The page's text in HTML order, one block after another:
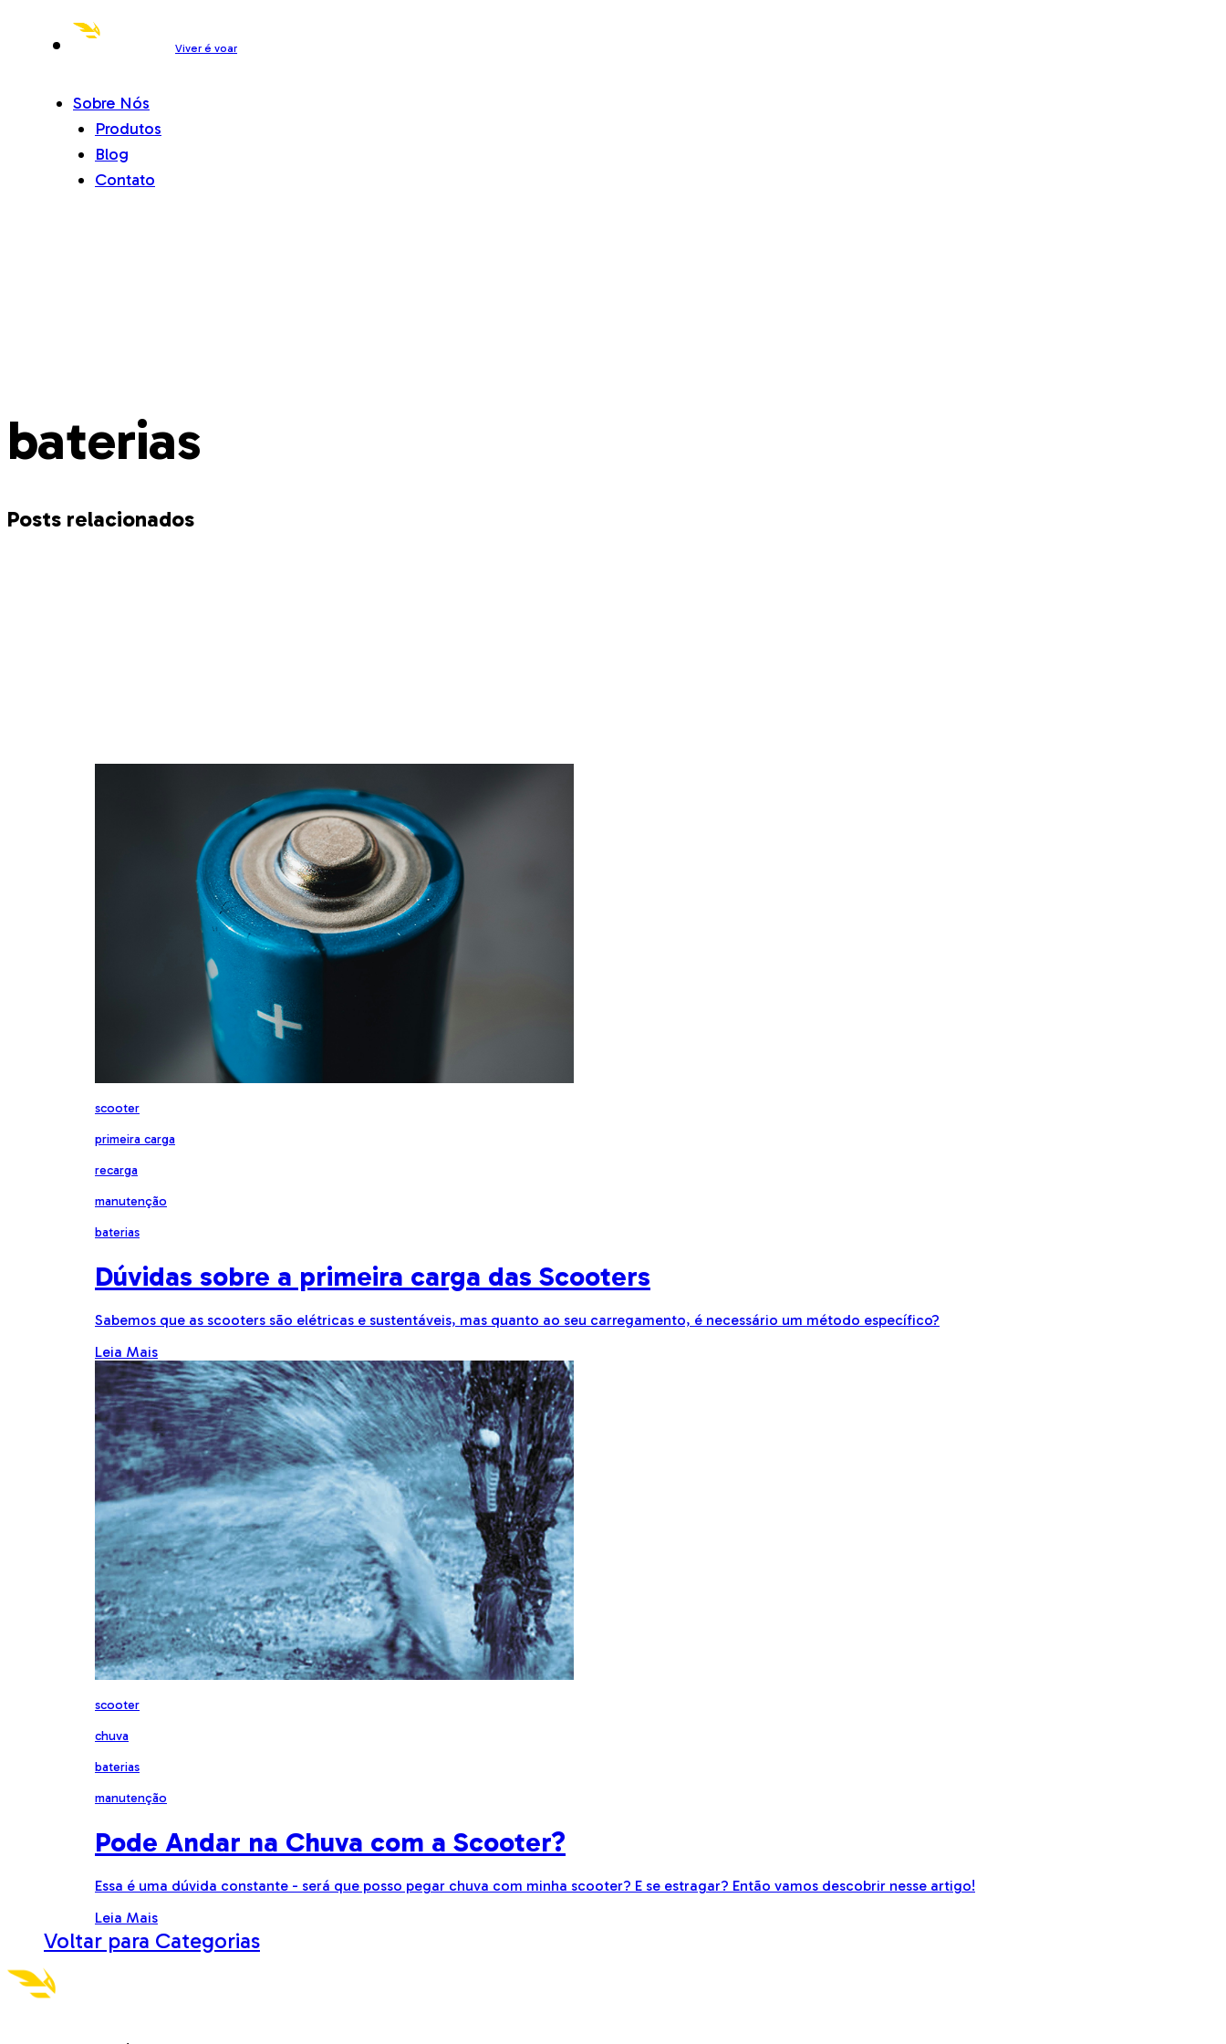
Viver é voar
Sobre Nós
Produtos
Blog
Contato
baterias
Posts relacionados
scooter
primeira carga
recarga
manutenção
baterias
Dúvidas sobre a primeira carga das Scooters
Sabemos que as scooters são elétricas e sustentáveis, mas quanto ao seu carregamento, é necessário um método específico?
Leia Mais
scooter
chuva
baterias
manutenção
Pode Andar na Chuva com a Scooter?
Essa é uma dúvida constante - será que posso pegar chuva com minha scooter? E se estragar? Então vamos descobrir nesse artigo!
Leia Mais
Voltar para Categorias